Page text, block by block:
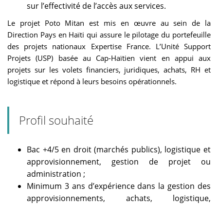
sur l’effectivité de l’accès aux services.
Le projet Poto Mitan est mis en œuvre au sein de la
Direction Pays en Haïti qui assure le pilotage du portefeuille
des projets nationaux Expertise France. L’Unité Support
Projets (USP) basée au Cap-Haïtien vient en appui aux
projets sur les volets financiers, juridiques, achats, RH et
logistique et répond à leurs besoins opérationnels.
Profil souhaité
Bac +4/5 en droit (marchés publics), logistique et
approvisionnement, gestion de projet ou
administration ;
Minimum 3 ans d’expérience dans la gestion des
approvisionnements, achats, logistique,